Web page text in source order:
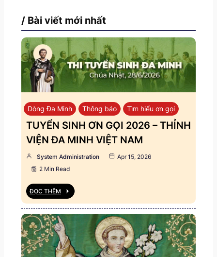
/ Bài viết mới nhất
Dòng Đa Minh Thông báo Tìm hiểu ơn gọi
TUYỂN SINH ƠN GỌI 2026 – THỈNH
VIỆN ĐA MINH VIỆT NAM
System Administration
Apr 15, 2026
2 Min Read
ĐỌC THÊM